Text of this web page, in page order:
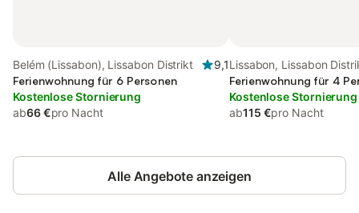
Belém (Lissabon), Lissabon Distrikt
9,1
Ferienwohnung für 6 Personen
Kostenlose Stornierung
ab66 €pro Nacht
Lissabon, Lissabon
Ferienwohnung für 4
Kostenlose Stornierung
ab115 €pro Nacht
Alle Angebote anzeigen